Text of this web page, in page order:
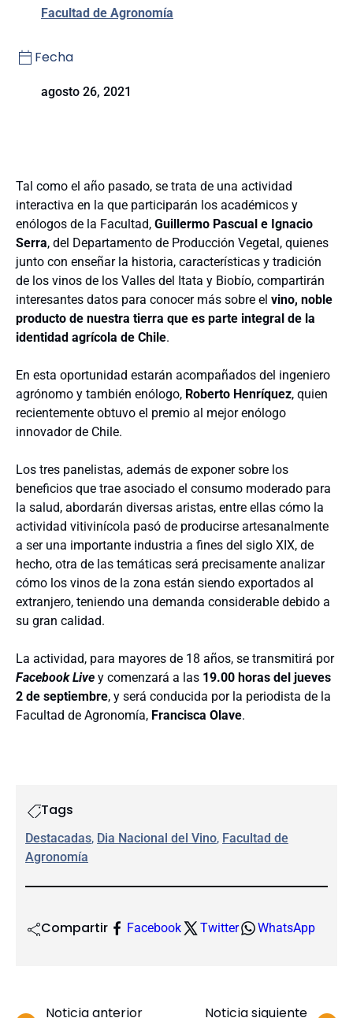
Facultad de Agronomía
Fecha
agosto 26, 2021
Tal como el año pasado, se trata de una actividad
interactiva en la que participarán los académicos y
enólogos de la Facultad, Guillermo Pascual e Ignacio
Serra, del Departamento de Producción Vegetal, quienes
junto con enseñar la historia, características y tradición
de los vinos de los Valles del Itata y Biobío, compartirán
interesantes datos para conocer más sobre el vino, noble
producto de nuestra tierra que es parte integral de la
identidad agrícola de Chile.
En esta oportunidad estarán acompañados del ingeniero
agrónomo y también enólogo, Roberto Henríquez, quien
recientemente obtuvo el premio al mejor enólogo
innovador de Chile.
Los tres panelistas, además de exponer sobre los
beneficios que trae asociado el consumo moderado para
la salud, abordarán diversas aristas, entre ellas cómo la
actividad vitivinícola pasó de producirse artesanalmente
a ser una importante industria a fines del siglo XIX, de
hecho, otra de las temáticas será precisamente analizar
cómo los vinos de la zona están siendo exportados al
extranjero, teniendo una demanda considerable debido a
su gran calidad.
La actividad, para mayores de 18 años, se transmitirá por
Facebook Live y comenzará a las 19.00 horas del jueves
2 de septiembre, y será conducida por la periodista de la
Facultad de Agronomía, Francisca Olave.
Tags
Destacadas, Dia Nacional del Vino, Facultad de
Agronomía
Compartir Facebook Twitter WhatsApp
Noticia anterior Noticia siguiente